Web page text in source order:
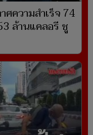
ศความสำเร็จ 74
ล้านแคลอรี ชู